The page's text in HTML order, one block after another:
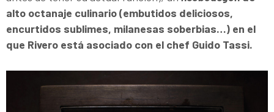
alto octanaje culinario (embutidos deliciosos,
encurtidos sublimes, milanesas soberbias…) en el
que Rivero está asociado con el chef Guido Tassi.